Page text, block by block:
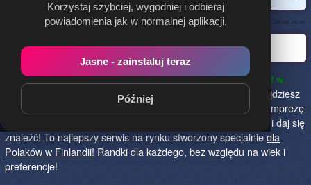
Korzystaj szybciej, wygodniej i odbieraj
powiadomienia jak w normalnej aplikacji.
Jasne - zainstaluj teraz
Później
Polska randka w Finlandii
Randka.fi to najlepszy sposób na poznanie nowych przyjaciół w
Finlandii!
Określ czego szukasz i skończ z samotnością! Znajdziesz
tu osoby szukające miłości lub przygody, chętne na randkę, imprezę
i spotkanie na żywo! Dołącz do nas, powiedz czego szukasz i daj się
znaleźć! To najlepszy serwis na rynku stworzony specjalniedla
Polaków w Finlandii! Randki dla każdego, bez względu na wiek i
preferencje!